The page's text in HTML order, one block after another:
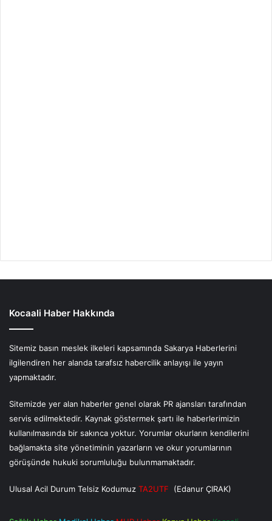
Kocaali Haber Hakkında
Sitemiz basın meslek ilkeleri kapsamında Sakarya Haberlerini
ilgilendiren her alanda tarafsız habercilik anlayışı ile yayın
yapmaktadır.
Sitemizde yer alan haberler genel olarak PR ajansları tarafından
servis edilmektedir. Kaynak göstermek şartı ile haberlerimizin
kullanılmasında bir sakınca yoktur. Yorumlar okurların kendilerini
bağlamakta site yönetiminin yazarların ve okur yorumlarının
görüşünde hukuki sorumluluğu bulunmamaktadır.
Ulusal Acil Durum Telsiz Kodumuz TA2UTF (Edanur ÇIRAK)